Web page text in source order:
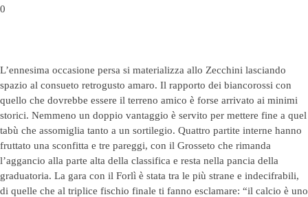
0
L’ennesima occasione persa si materializza allo Zecchini lasciando
spazio al consueto retrogusto amaro. Il rapporto dei biancorossi con
quello che dovrebbe essere il terreno amico è forse arrivato ai minimi
storici. Nemmeno un doppio vantaggio è servito per mettere fine a quel
tabù che assomiglia tanto a un sortilegio. Quattro partite interne hanno
fruttato una sconfitta e tre pareggi, con il Grosseto che rimanda
l’aggancio alla parte alta della classifica e resta nella pancia della
graduatoria. La gara con il Forlì è stata tra le più strane e indecifrabili,
di quelle che al triplice fischio finale ti fanno esclamare: “il calcio è uno